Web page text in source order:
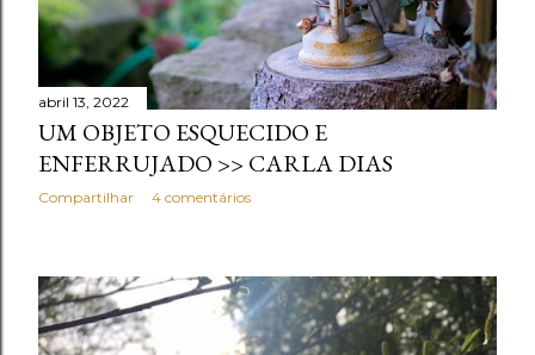
abril 13, 2022
UM OBJETO ESQUECIDO E
ENFERRUJADO >> CARLA DIAS
Compartilhar 4 comentários